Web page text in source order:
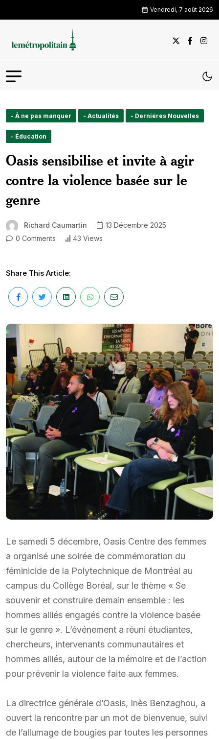
Vendredi, 7 août 2026
- À ne pas manquer - Actualités - Derniéres Nouvelles
- Éducation
Oasis sensibilise et invite à agir
contre la violence basée sur le
genre
Richard Caumartin
13 Décembre 2025
0 Comments
43 Views
Share This Article:
Le samedi 5 décembre, Oasis Centre des femmes
a organisé une soirée de commémoration du
féminicide de la Polytechnique de Montréal au
campus du Collège Boréal, sur le thème « Se
souvenir et construire demain ensemble : les
hommes alliés engagés contre la violence basée
sur le genre ». L’événement a réuni étudiantes,
chercheurs, intervenants communautaires et
hommes alliés, autour de la mémoire et de l’action
pour prévenir la violence faite aux femmes.
La directrice générale d’Oasis, Inès Benzaghou, a
ouvert la rencontre par un mot de bienvenue, suivi
de l’allumage de bougies par toutes les personnes